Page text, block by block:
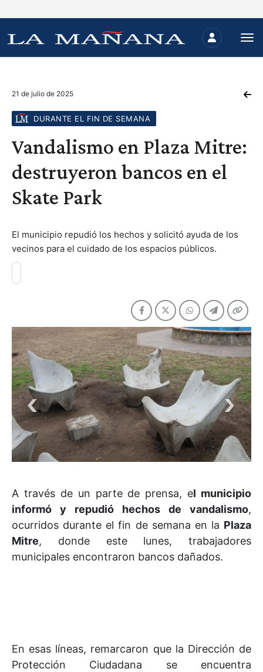
21 de julio de 2025
DURANTE EL FIN DE SEMANA
Vandalismo en Plaza Mitre:
destruyeron bancos en el
Skate Park
El municipio repudió los hechos y solicitó ayuda de los
vecinos para el cuidado de los espacios públicos.
A través de un parte de prensa, el municipio
informó y repudió hechos de vandalismo,
ocurridos durante el fin de semana en la Plaza
Mitre, donde este lunes, trabajadores
municipales encontraron bancos dañados.
En esas líneas, remarcaron que la Dirección de
Protección Ciudadana se encuentra